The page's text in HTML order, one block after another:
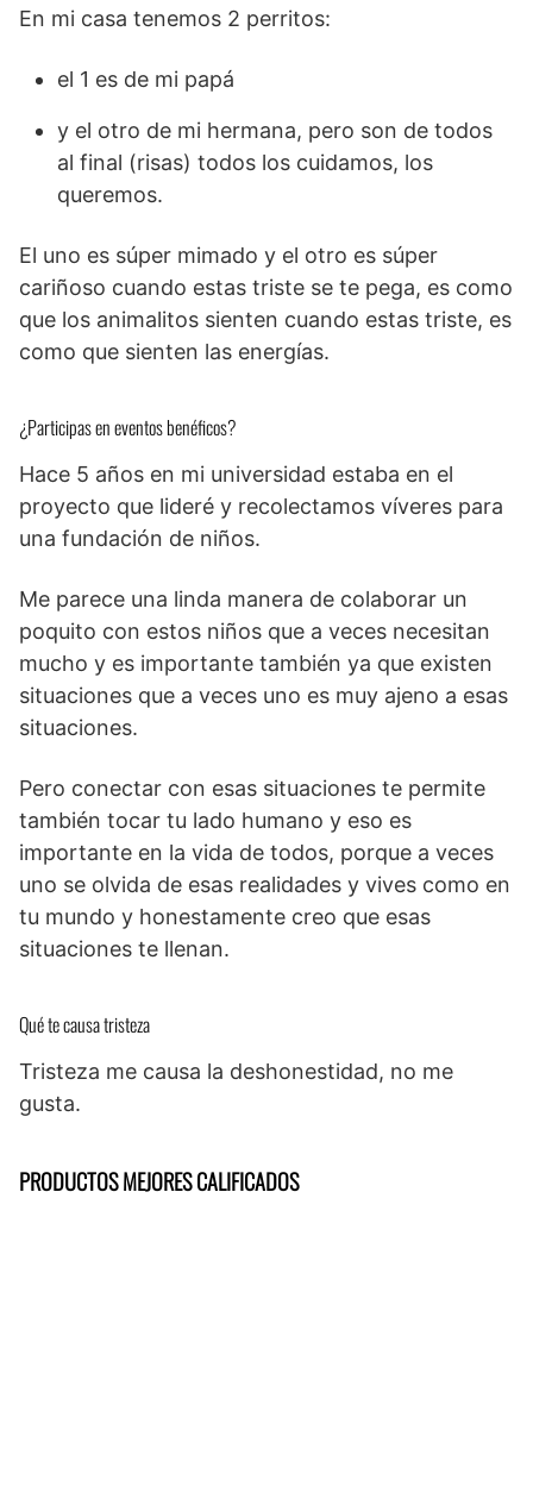
En mi casa tenemos 2 perritos:
el 1 es de mi papá
y el otro de mi hermana, pero son de todos
al final (risas) todos los cuidamos, los
queremos.
El uno es súper mimado y el otro es súper
cariñoso cuando estas triste se te pega, es como
que los animalitos sienten cuando estas triste, es
como que sienten las energías.
¿Participas en eventos benéficos?
Hace 5 años en mi universidad estaba en el
proyecto que lideré y recolectamos víveres para
una fundación de niños.
Me parece una linda manera de colaborar un
poquito con estos niños que a veces necesitan
mucho y es importante también ya que existen
situaciones que a veces uno es muy ajeno a esas
situaciones.
Pero conectar con esas situaciones te permite
también tocar tu lado humano y eso es
importante en la vida de todos, porque a veces
uno se olvida de esas realidades y vives como en
tu mundo y honestamente creo que esas
situaciones te llenan.
Qué te causa tristeza
Tristeza me causa la deshonestidad, no me
gusta.
PRODUCTOS MEJORES CALIFICADOS